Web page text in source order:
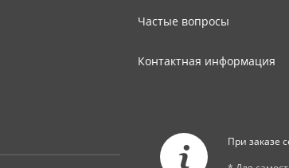
При заказе
Частые вопросы
Контактная информация